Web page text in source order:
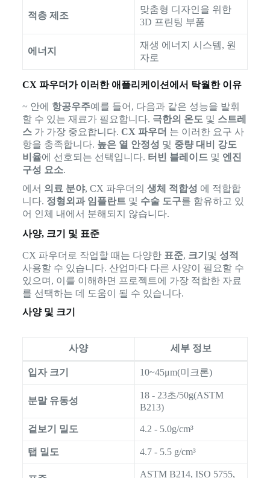
적층 제조
맞춤형 디자인을 위한
3D 프린팅 부품
에너지
재생 에너지 시스템, 원
자로
CX 파우더가 이러한 애플리케이션에서 탁월한 이유
~ 안에 항공우주예를 들어, 다음과 같은 성능을 발휘
할 수 있는 재료가 필요합니다. 극한의 온도 및 스트레
스가 가장 중요합니다. CX 파우더 는 이러한 요구 사
항을 충족합니다. 높은 열 안정성 및 중량 대비 강도
비율에 선호되는 선택입니다. 터빈 블레이드및 엔진
구성 요소.
에서 의료 분야, CX 파우더의 생체 적합성 에 적합합
니다. 정형외과 임플란트및 수술 도구를 함유하고 있
어 인체 내에서 분해되지 않습니다.
사양, 크기 및 표준
CX 파우더로 작업할 때는 다양한 표준, 크기 및 성적
사용할 수 있습니다. 산업마다 다른 사양이 필요할 수
있으며, 이를 이해하면 프로젝트에 가장 적합한 자료
를 선택하는 데 도움이 될 수 있습니다.
사양 및 크기
사양 세부 정보
입자 크기 10~45μm(미크론)
분말 유동성
18 - 23초/50g(ASTM
B213)
겉보기 밀도 4.2 - 5.0g/cm³
탭 밀도 4.7 - 5.5 g/cm³
ASTM B214, ISO 5755,